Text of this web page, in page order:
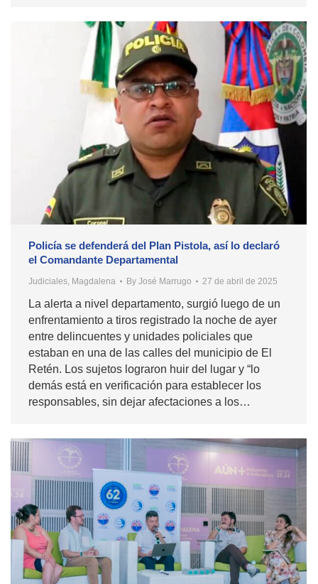
Policía se defenderá del Plan Pistola, así lo declaró
el Comandante Departamental
Judiciales Magdalena By José Marrugo 27 de abril de 2025
La alerta a nivel departamento, surgió luego de un
enfrentamiento a tiros registrado la noche de ayer
entre delincuentes y unidades policiales que
estaban en una de las calles del municipio de El
Retén. Los sujetos lograron huir del lugar y “lo
demás está en verificación para establecer los
responsables, sin dejar afectaciones a los…